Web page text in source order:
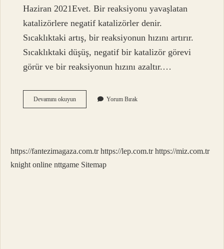
Haziran 2021Evet. Bir reaksiyonu yavaşlatan
katalizörlere negatif katalizörler denir.
Sıcaklıktaki artış, bir reaksiyonun hızını artırır.
Sıcaklıktaki düşüş, negatif bir katalizör görevi
görür ve bir reaksiyonun hızını azaltır.…
Devamını okuyunKatalizör
Hıza
Yorum Bırak
https://fantezimagaza.com.tr https://lep.com.tr https://miz.com.tr
knight online nttgame Sitemap